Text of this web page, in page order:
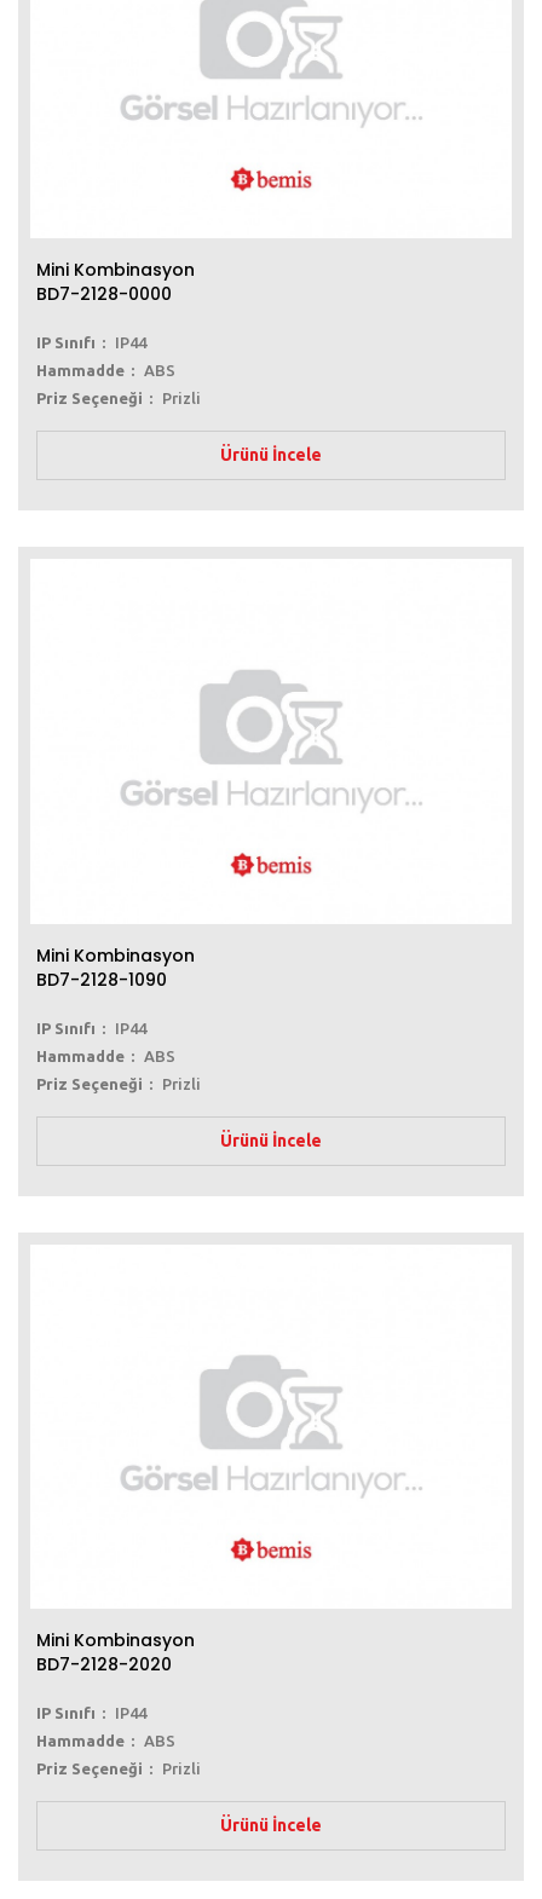
Mini Kombinasyon
BD7-2128-0000
IP Sınıfı
IP44
Hammadde
ABS
Priz Seçeneği
Prizli
Ürünü İncele
Mini Kombinasyon
BD7-2128-1090
IP Sınıfı
IP44
Hammadde
ABS
Priz Seçeneği
Prizli
Ürünü İncele
Mini Kombinasyon
BD7-2128-2020
IP Sınıfı
IP44
Hammadde
ABS
Priz Seçeneği
Prizli
Ürünü İncele